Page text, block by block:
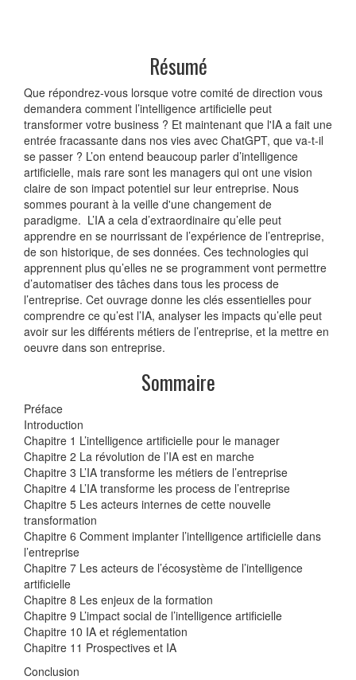
Résumé
Que répondrez-vous lorsque votre comité de direction vous
demandera comment l’intelligence artificielle peut
transformer votre business ? Et maintenant que l'IA a fait une
entrée fracassante dans nos vies avec ChatGPT, que va-t-il
se passer ? L’on entend beaucoup parler d’intelligence
artificielle, mais rare sont les managers qui ont une vision
claire de son impact potentiel sur leur entreprise. Nous
sommes pourant à la veille d'une changement de
paradigme. L’IA a cela d’extraordinaire qu’elle peut
apprendre en se nourrissant de l’expérience de l’entreprise,
de son historique, de ses données. Ces technologies qui
apprennent plus qu’elles ne se programment vont permettre
d’automatiser des tâches dans tous les process de
l’entreprise. Cet ouvrage donne les clés essentielles pour
comprendre ce qu’est l’IA, analyser les impacts qu’elle peut
avoir sur les différents métiers de l’entreprise, et la mettre en
oeuvre dans son entreprise.
Sommaire
Préface
Introduction
Chapitre 1 L’intelligence artificielle pour le manager
Chapitre 2 La révolution de l’IA est en marche
Chapitre 3 L’IA transforme les métiers de l’entreprise
Chapitre 4 L’IA transforme les process de l’entreprise
Chapitre 5 Les acteurs internes de cette nouvelle
transformation
Chapitre 6 Comment implanter l’intelligence artificielle dans
l’entreprise
Chapitre 7 Les acteurs de l’écosystème de l’intelligence
artificielle
Chapitre 8 Les enjeux de la formation
Chapitre 9 L’impact social de l’intelligence artificielle
Chapitre 10 IA et réglementation
Chapitre 11 Prospectives et IA
Conclusion